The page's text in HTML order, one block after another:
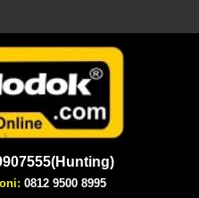
0812 9500 8995